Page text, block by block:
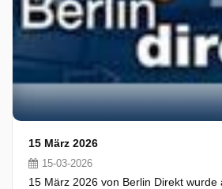
15 März 2026
15-03-2026
15 März 2026 von Berlin Direkt